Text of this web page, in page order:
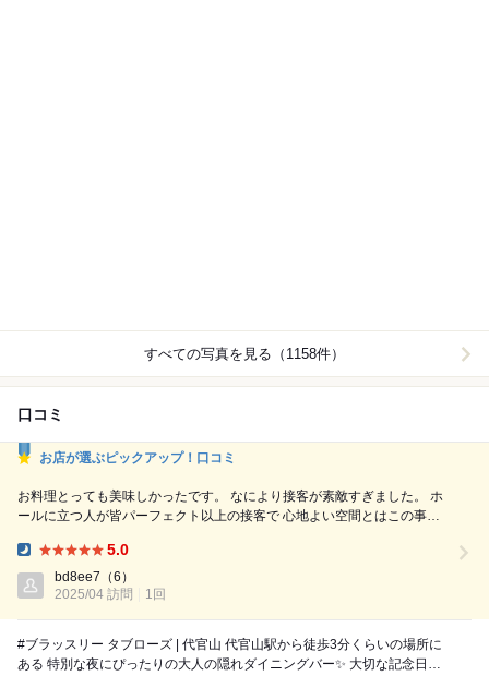
すべての写真を見る（1158件）
口コミ
お店が選ぶピックアップ！口コミ
お料理とっても美味しかったです。 なにより接客が素敵すぎました。 ホ
ールに立つ人が皆パーフェクト以上の接客で 心地よい空間とはこの事だ
の方々があがっている肩を さげてくれました(*´`)！！ ほんとーーーに感
動的だったので 次は記念日だとか、特別な日に来たいなと！ ご馳走様で
した。
5.0
bd8ee7 （6）
2025/04 訪問
1回
#ブラッスリー タブローズ | 代官山 代官山駅から徒歩3分くらいの場所に
ある 特別な夜にぴったりの大人の隠れダイニングバー✨ 大切な記念日や